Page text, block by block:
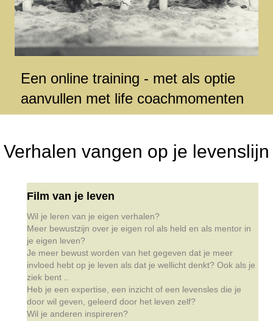
Een online training - met als optie
aanvullen met life coachmomenten
Verhalen vangen op je levenslijn
Film van je leven
Wil je leren van je eigen verhalen?
Meer bewustzijn over je eigen rol als held en als mentor in
je eigen leven?
Je meer bewust worden van het gegeven dat je meer
invloed hebt op je leven als dat je wellicht denkt? Ook als je
ziek bent ..
Heb je een expertise, een inzicht of een levensles die je
door wil geven, geleerd door het leven zelf?
Wil je anderen inspireren?